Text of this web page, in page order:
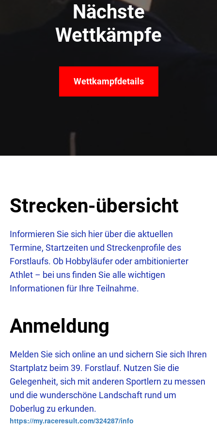
Nächste
Wettkämpfe
Wettkampfdetails
Strecken-übersicht
Informieren Sie sich hier über die aktuellen
Termine, Startzeiten und Streckenprofile des
Forstlaufs. Ob Hobbyläufer oder ambitionierter
Athlet – bei uns finden Sie alle wichtigen
Informationen für Ihre Teilnahme.
Anmeldung
Melden Sie sich online an und sichern Sie sich Ihren
Startplatz beim 39. Forstlauf. Nutzen Sie die
Gelegenheit, sich mit anderen Sportlern zu messen
und die wunderschöne Landschaft rund um
Doberlug zu erkunden.
https://my.raceresult.com/324287/info